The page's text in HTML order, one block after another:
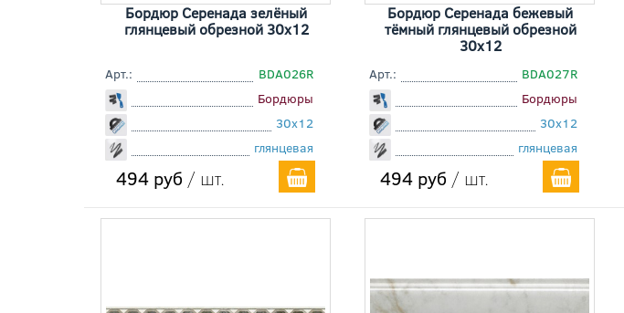
Бордюр Серенада зелёный
глянцевый обрезной 30x12
Арт.:
BDA026R
Бордюры
30x12
глянцевая
494 руб / шт.
Бордюр Серенада бежевый
тёмный глянцевый обрезной
30x12
Арт.:
BDA027R
Бордюры
30x12
глянцевая
494 руб / шт.